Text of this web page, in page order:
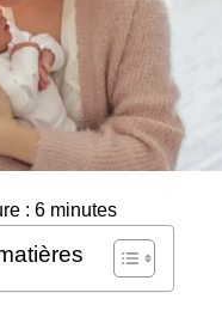
: 6 minutes